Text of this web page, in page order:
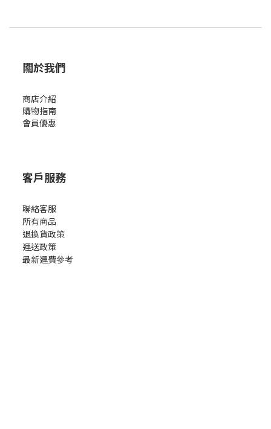
關於我們
商店介紹
購物指南
會員優惠
客戶服務
聯絡客服
所有商品
退換貨政策
運送政策
最新運費參考